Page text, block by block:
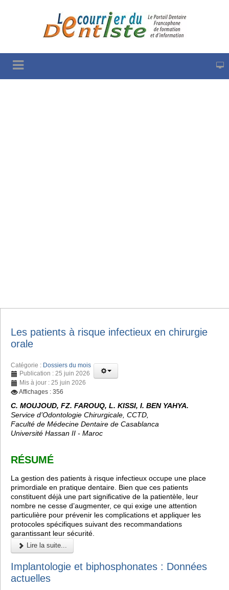
Les patients à risque infectieux en chirurgie
orale
Catégorie : Dossiers du mois
Publication : 25 juin 2026
Mis à jour : 25 juin 2026
Affichages : 356
C. MOUJOUD, FZ. FAROUQ, L. KISSI, I. BEN YAHYA.
Service d’Odontologie Chirurgicale, CCTD,
Faculté de Médecine Dentaire de Casablanca
Université Hassan II - Maroc
RÉSUMÉ
La gestion des patients à risque infectieux occupe une place
primordiale en pratique dentaire. Bien que ces patients
constituent déjà une part significative de la patientèle, leur
nombre ne cesse d’augmenter, ce qui exige une attention
particulière pour prévenir les complications et appliquer les
protocoles spécifiques suivant des recommandations
garantissant leur sécurité.
Lire la suite...
Implantologie et biphosphonates : Données
actuelles